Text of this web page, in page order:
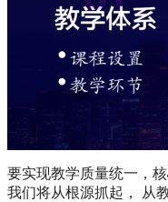
要实现教学质量统一，
我们将从根源抓起， 从